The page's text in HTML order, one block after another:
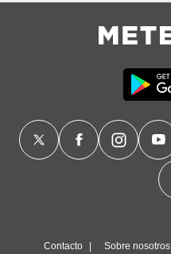
Contacto Sobre nosotros